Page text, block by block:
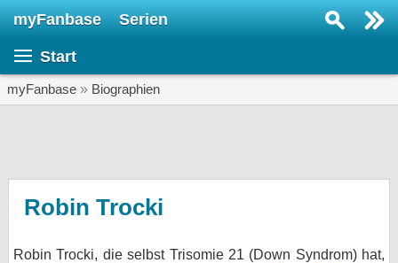
myFanbase Serien
Start
myFanbase » Biographien
Robin Trocki
Robin Trocki, die selbst Trisomie 21 (Down Syndrom) hat,
KULTUR